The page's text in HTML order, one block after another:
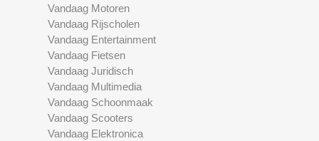
Vandaag Motoren
Vandaag Rijscholen
Vandaag Entertainment
Vandaag Fietsen
Vandaag Juridisch
Vandaag Multimedia
Vandaag Schoonmaak
Vandaag Scooters
Vandaag Elektronica